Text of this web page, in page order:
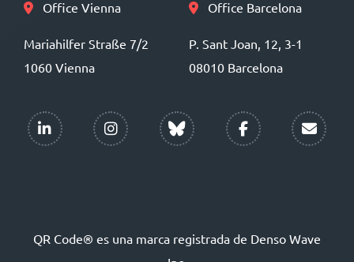
Office Vienna
Mariahilfer Straße 7/2
1060 Vienna
Office Barcelona
P. Sant Joan, 12, 3-1
08010 Barcelona
QR Code® es una marca registrada de Denso Wave